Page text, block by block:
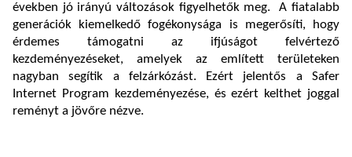
években jó irányú változások figyelhetők meg. A fiatalabb
generációk kiemelkedő fogékonysága is megerősíti, hogy
érdemes támogatni az ifjúságot felvértező
kezdeményezéseket, amelyek az említett területeken
nagyban segítik a felzárkózást. Ezért jelentős a Safer
Internet Program kezdeményezése, és ezért kelthet joggal
reményt a jövőre nézve.